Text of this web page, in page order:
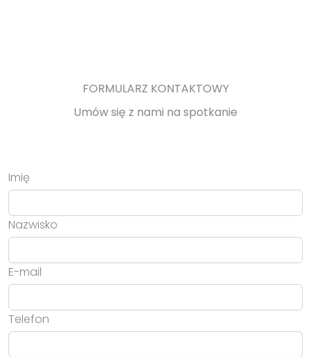
FORMULARZ KONTAKTOWY
Umów się z nami na spotkanie
Imię
Nazwisko
E-mail
Telefon